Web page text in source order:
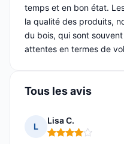
temps et en bon état.
la qualité des produits,
du bois, qui sont
attentes en termes de
Tous les avis
L
Lisa C.
Note : 4 sur 5